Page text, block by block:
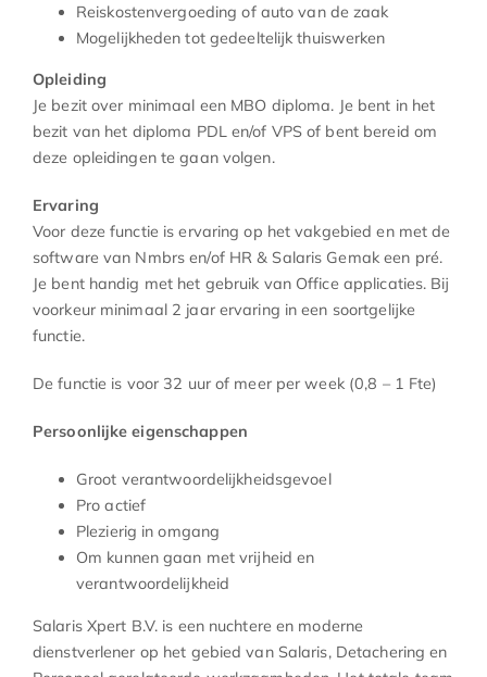
Reiskostenvergoeding of auto van de zaak
Mogelijkheden tot gedeeltelijk thuiswerken
Opleiding
Je bezit over minimaal een MBO diploma. Je bent in het
bezit van het diploma PDL en/of VPS of bent bereid om
deze opleidingen te gaan volgen.
Ervaring
Voor deze functie is ervaring op het vakgebied en met de
software van Nmbrs en/of HR & Salaris Gemak een pré.
Je bent handig met het gebruik van Office applicaties. Bij
voorkeur minimaal 2 jaar ervaring in een soortgelijke
functie.
De functie is voor 32 uur of meer per week (0,8 – 1 Fte)
Persoonlijke eigenschappen
Groot verantwoordelijkheidsgevoel
Pro actief
Plezierig in omgang
Om kunnen gaan met vrijheid en
verantwoordelijkheid
Salaris Xpert B.V. is een nuchtere en moderne
dienstverlener op het gebied van Salaris, Detachering en